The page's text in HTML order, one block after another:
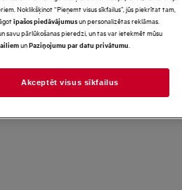
Noklikšķinot “Pieņemt visus sīkfailus”, jūs piekrītat tam,
īpašos piedāvājumusun personalizētas reklāmas.
savu pārlūkošanas pieredzi, un tas var ietekmēt mūsu
unPaziņojumu par datu privātumu
Akceptēt visus sīkfailus